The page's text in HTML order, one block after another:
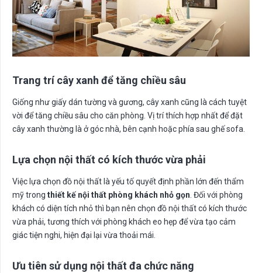
Trang trí cây xanh để tăng chiều sâu
Giống như giấy dán tường và gương, cây xanh cũng là cách tuyệt
vời để tăng chiều sâu cho căn phòng. Vị trí thích hợp nhất để đặt
cây xanh thường là ở góc nhà, bên cạnh hoặc phía sau ghế sofa.
Lựa chọn nội thất có kích thước vừa phải
Việc lựa chọn đồ nội thất là yếu tố quyết định phần lớn đến thẩm
mỹ trong thiết kế nội thất phòng khách nhỏ gọn . Đối với phòng
khách có diện tích nhỏ thì bạn nên chọn đồ nội thất có kích thước
vừa phải, tương thích với phòng khách eo hẹp để vừa tạo cảm
giác tiện nghi, hiện đại lại vừa thoải mái.
Ưu tiên sử dụng nội thất đa chức năng